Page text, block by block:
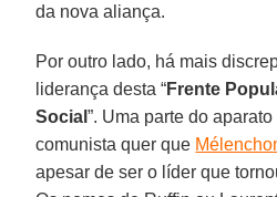
da nova aliança.
Por outro lado, há mais
liderança desta “Frente
Social”. Uma parte do
comunista quer que
apesar de ser o líder que